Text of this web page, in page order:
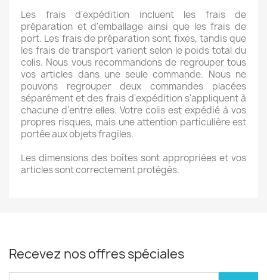
Les frais d'expédition incluent les frais de
préparation et d'emballage ainsi que les frais de
port. Les frais de préparation sont fixes, tandis que
les frais de transport varient selon le poids total du
colis. Nous vous recommandons de regrouper tous
vos articles dans une seule commande. Nous ne
pouvons regrouper deux commandes placées
séparément et des frais d'expédition s'appliquent à
chacune d'entre elles. Votre colis est expédié à vos
propres risques, mais une attention particulière est
portée aux objets fragiles.
Les dimensions des boîtes sont appropriées et vos
articles sont correctement protégés.
Recevez nos offres spéciales